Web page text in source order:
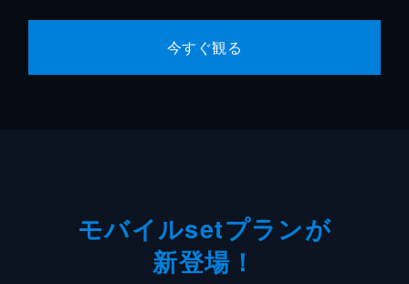
今すぐ観る
モバイルsetプランが
新登場！